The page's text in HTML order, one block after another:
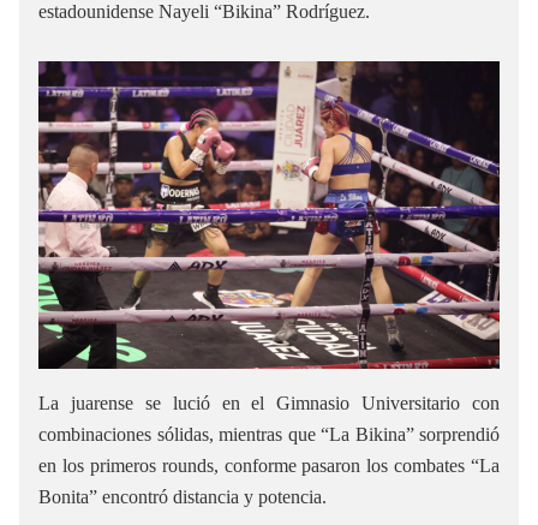
estadounidense Nayeli “Bikina” Rodríguez.
La juarense se lució en el Gimnasio Universitario con
combinaciones sólidas, mientras que “La Bikina” sorprendió
en los primeros rounds, conforme pasaron los combates “La
Bonita” encontró distancia y potencia.